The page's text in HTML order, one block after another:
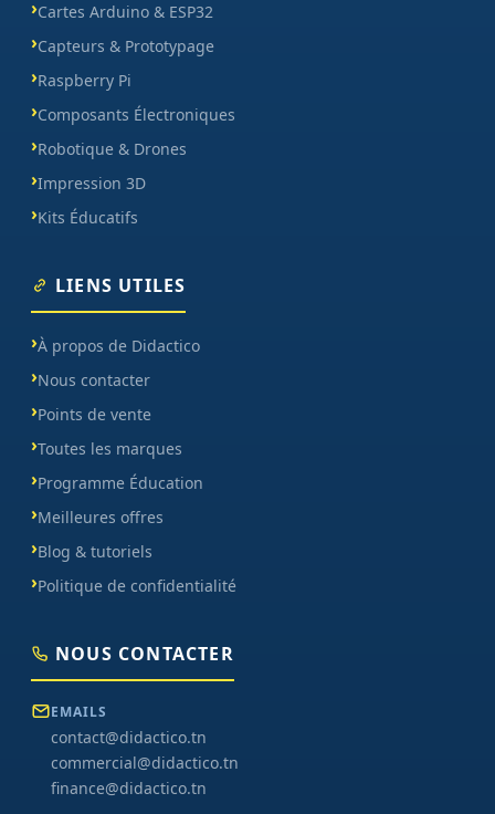
Cartes Arduino & ESP32
Capteurs & Prototypage
Raspberry Pi
Composants Électroniques
Robotique & Drones
Impression 3D
Kits Éducatifs
LIENS UTILES
À propos de Didactico
Nous contacter
Points de vente
Toutes les marques
Programme Éducation
Meilleures offres
Blog & tutoriels
Politique de confidentialité
NOUS CONTACTER
EMAILS
contact@didactico.tn
commercial@didactico.tn
finance@didactico.tn